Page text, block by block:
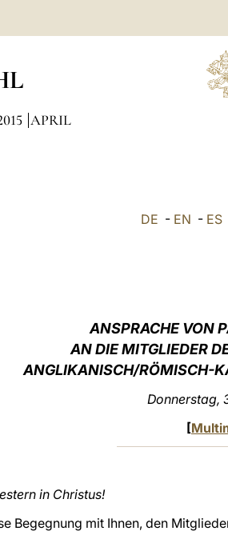
APRIL
DE - EN - ES
ANSPRACHE VON
AN DIE MITGLIEDER
ANGLIKANISCH/RÖMISCH-
Donnerstag,
[
in Christus!
Begegnung mit Ihnen, den